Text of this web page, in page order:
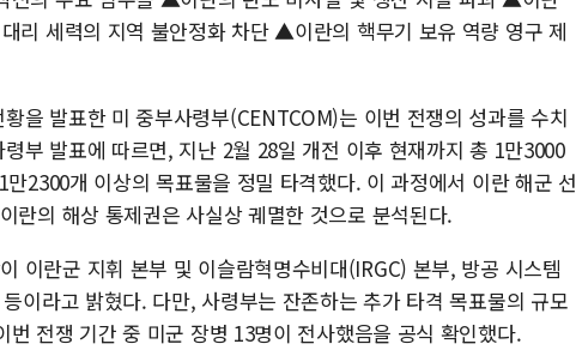
리 세력의 지역 불안정화 차단 ▲이란의 핵무기 보유 역량 영구 제
을 발표한 미 중부사령부(CENTCOM)는 이번 전쟁의 성과를 수치
부 발표에 따르면, 지난 2월 28일 개전 이후 현재까지 총 1만3000
2300개 이상의 목표물을 정밀 타격했다. 이 과정에서 이란 해군 선
란의 해상 통제권은 사실상 궤멸한 것으로 분석된다.
이란군 지휘 본부 및 이슬람혁명수비대(IRGC) 본부, 방공 시스템
이라고 밝혔다. 다만, 사령부는 잔존하는 추가 타격 목표물의 규모
전쟁 기간 중 미군 장병 13명이 전사했음을 공식 확인했다.